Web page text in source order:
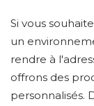
Si vous
un
rendre à
offrons des
personnalisés.